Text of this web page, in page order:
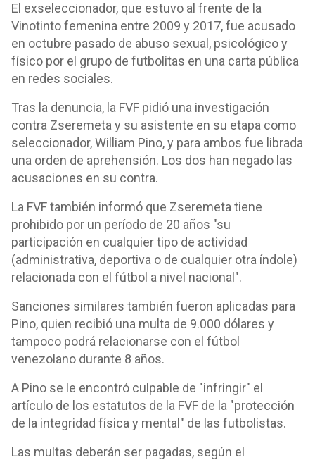
El exseleccionador, que estuvo al frente de la
Vinotinto femenina entre 2009 y 2017, fue acusado
en octubre pasado de abuso sexual, psicológico y
físico por el grupo de futbolitas en una carta pública
en redes sociales.
Tras la denuncia, la FVF pidió una investigación
contra Zseremeta y su asistente en su etapa como
seleccionador, William Pino, y para ambos fue librada
una orden de aprehensión. Los dos han negado las
acusaciones en su contra.
La FVF también informó que Zseremeta tiene
prohibido por un período de 20 años "su
participación en cualquier tipo de actividad
(administrativa, deportiva o de cualquier otra índole)
relacionada con el fútbol a nivel nacional".
Sanciones similares también fueron aplicadas para
Pino, quien recibió una multa de 9.000 dólares y
tampoco podrá relacionarse con el fútbol
venezolano durante 8 años.
A Pino se le encontró culpable de "infringir" el
artículo de los estatutos de la FVF de la "protección
de la integridad física y mental" de las futbolistas.
Las multas deberán ser pagadas, según el